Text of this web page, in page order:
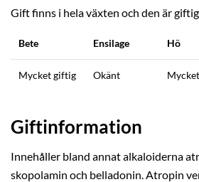
Gift finns i hela växten och den är
Bete Ensilage Hö
Mycket giftig Okänt
Giftinformation
Innehåller bland annat alkaloiderna
skopolamin och belladonin. Atropin